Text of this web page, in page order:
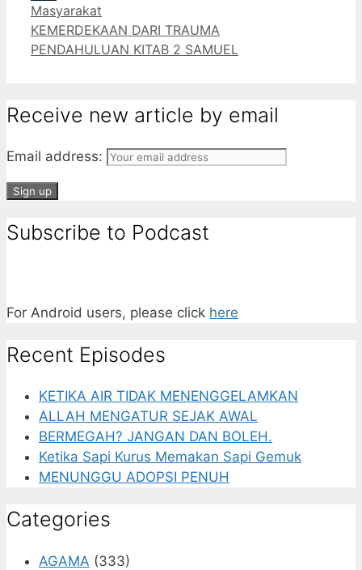
Tumblr
Categories
Masyarakat
KEMERDEKAAN DARI TRAUMA
PENDAHULUAN KITAB 2 SAMUEL
Receive new article by email
Email address:
Subscribe to Podcast
For Android users, please click here
Recent Episodes
KETIKA AIR TIDAK MENENGGELAMKAN
ALLAH MENGATUR SEJAK AWAL
BERMEGAH? JANGAN DAN BOLEH.
Ketika Sapi Kurus Memakan Sapi Gemuk
MENUNGGU ADOPSI PENUH
Categories
AGAMA (333)